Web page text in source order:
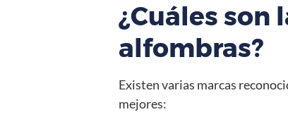
¿Cuáles son
alfombras?
Existen varias marcas
mejores: